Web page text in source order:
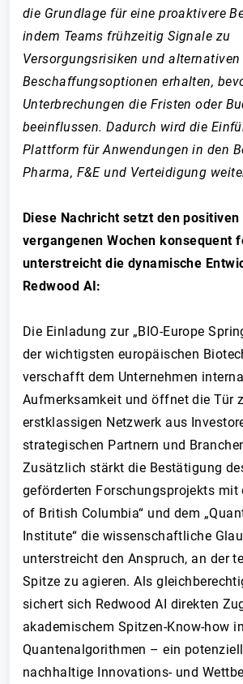
die Grundlage für eine proaktivere
indem Teams frühzeitig Signale zu
Versorgungsrisiken und alternativen
Beschaffungsoptionen erhalten,
Unterbrechungen die Fristen oder
beeinflussen. Dadurch wird die
Plattform für Anwendungen in den
Pharma, F&E und Verteidigung
Diese Nachricht setzt den
vergangenen Wochen konsequent
unterstreicht die dynamische
Redwood AI:
Die Einladung zur „BIO-Europe
der wichtigsten europäischen
verschafft dem Unternehmen
Aufmerksamkeit und öffnet die Tür
erstklassigen Netzwerk aus
strategischen Partnern und
Zusätzlich stärkt die Bestätigung
geförderten Forschungsprojekts mit
of British Columbia“ und dem
Institute“ die wissenschaftliche
unterstreicht den Anspruch, an der
Spitze zu agieren. Als
sichert sich Redwood AI direkten
akademischem Spitzen-Know-how
Quantenalgorithmen – ein
nachhaltige Innovations- und